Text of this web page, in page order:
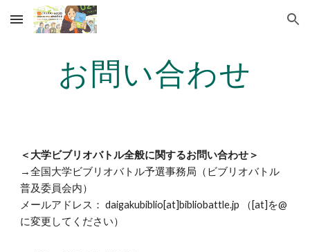
Skip to main content Skip to navigation
お問い合わせ
＜大学ビブリオバトル全般に関するお問い合わせ＞
→全国大学ビブリオバトル予選事務局（ビブリオバトル
普及委員会内）
メールアドレス： daigakubiblio[at]bibliobattle.jp （[at]を@
に変更してください）